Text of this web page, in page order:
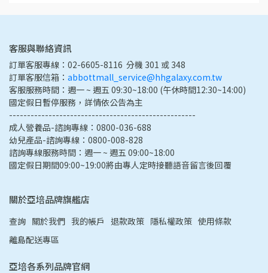
客服與聯絡資訊
訂單客服專線：02-6605-8116  分機 301 或 348
訂單客服信箱： abbottmall_service@hhgalaxy.com.tw
客服服務時間：週一 ~ 週五 09:30~18:00 (午休時間12:30~14:00)
國定假日暫停服務，詳情依公告為主
----------------------------------------------------
成人營養品-諮詢專線：0800-036-688
幼兒產品-諮詢專線：0800-008-828
諮詢專線服務時間：週一 ~ 週五 09:00~18:00
國定假日期間09:00~19:00將由專人定時接聽語音留言後回覆
關於亞培品牌旗艦店
查詢 關於我們 我的帳戶 退款政策 隱私權政策 使用條款
離島配送專區
亞培各系列品牌官網